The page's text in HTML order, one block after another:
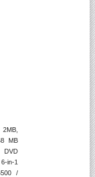
MB
DVD
in-1
/